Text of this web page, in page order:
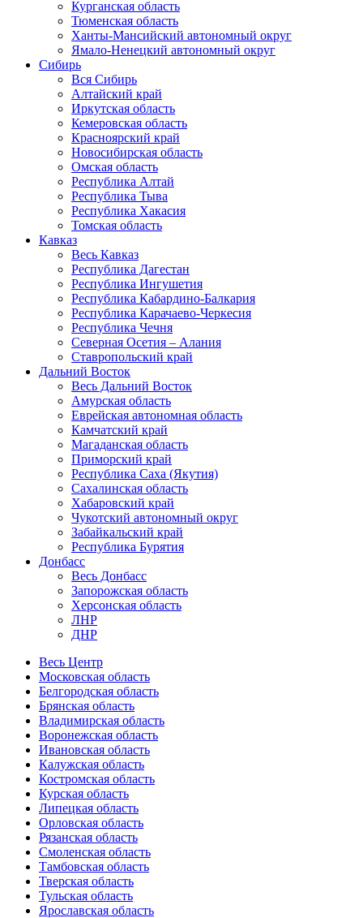
Курганская область
Тюменская область
Ханты-Мансийский автономный округ
Ямало-Ненецкий автономный округ
Сибирь
Вся Сибирь
Алтайский край
Иркутская область
Кемеровская область
Красноярский край
Новосибирская область
Омская область
Республика Алтай
Республика Тыва
Республика Хакасия
Томская область
Кавказ
Весь Кавказ
Республика Дагестан
Республика Ингушетия
Республика Кабардино-Балкария
Республика Карачаево-Черкесия
Республика Чечня
Северная Осетия – Алания
Ставропольский край
Дальний Восток
Весь Дальний Восток
Амурская область
Еврейская автономная область
Камчатский край
Магаданская область
Приморский край
Республика Саха (Якутия)
Сахалинская область
Хабаровский край
Чукотский автономный округ
Забайкальский край
Республика Бурятия
Донбасс
Весь Донбасс
Запорожская область
Херсонская область
ЛНР
ДНР
Весь Центр
Московская область
Белгородская область
Брянская область
Владимирская область
Воронежская область
Ивановская область
Калужская область
Костромская область
Курская область
Липецкая область
Орловская область
Рязанская область
Смоленская область
Тамбовская область
Тверская область
Тульская область
Ярославская область